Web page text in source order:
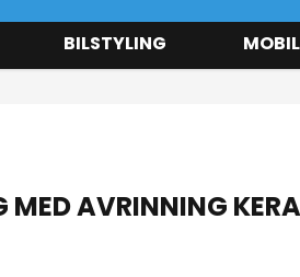
BILSTYLING
MED AVRINNING